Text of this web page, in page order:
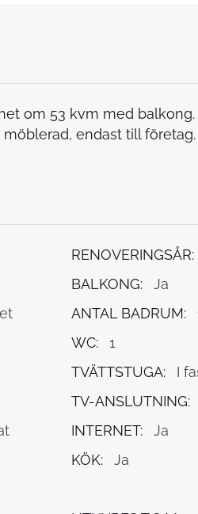
om 53 kvm med
endast till företag.
RENOVERINGSÅR:
BALKONG:
Ja
ANTAL BADRUM:
WC:
1
TVÄTTSTUGA:
I
TV-ANSLUTNING:
INTERNET:
Ja
KÖK:
Ja